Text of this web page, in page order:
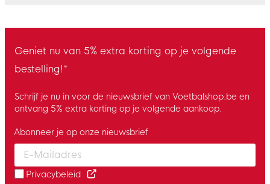
Geniet nu van 5% extra korting op je volgende
bestelling!*
Schrijf je nu in voor de nieuwsbrief van Voetbalshop.be en
ontvang 5% extra korting op je volgende aankoop.
Enter your email and accept the privacy policy to subscribe to
Abonneer je op onze nieuwsbrief
Privacybeleid